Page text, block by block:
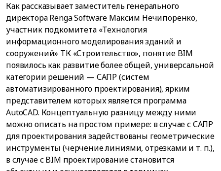
Как рассказывает заместитель генерального
директора Renga Software Максим Нечипоренко,
участник подкомитета «Технология
информационного моделирования зданий и
сооружений» ТК «Строительство», понятие BIM
появилось как развитие более общей, универсальной
категории решений — САПР (систем
автоматизированного проектирования), ярким
представителем которых является программа
AutoCAD. Концептуальную разницу между ними
можно описать на простом примере: в случае с САПР
для проектирования задействованы геометрические
инструменты (черчение линиями, отрезками и т. п.),
в случае с BIM проектирование становится